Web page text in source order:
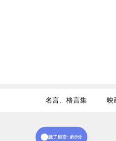
名言、格言集 映
読了目安: 約9分